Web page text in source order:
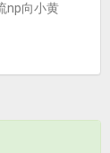
np向小黄